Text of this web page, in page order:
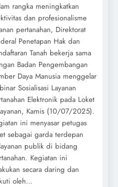
rangka meningkatkan
dan profesionalisme
pertanahan, Direktorat
Penetapan Hak dan
Tanah bekerja sama
Badan Pengembangan
Daya Manusia menggelar
Sosialisasi Layanan
Elektronik pada Loket
Kamis (10/07/2025).
ini menyasar petugas
sebagai garda terdepan
publik di bidang
Kegiatan ini
secara daring dan
oleh…